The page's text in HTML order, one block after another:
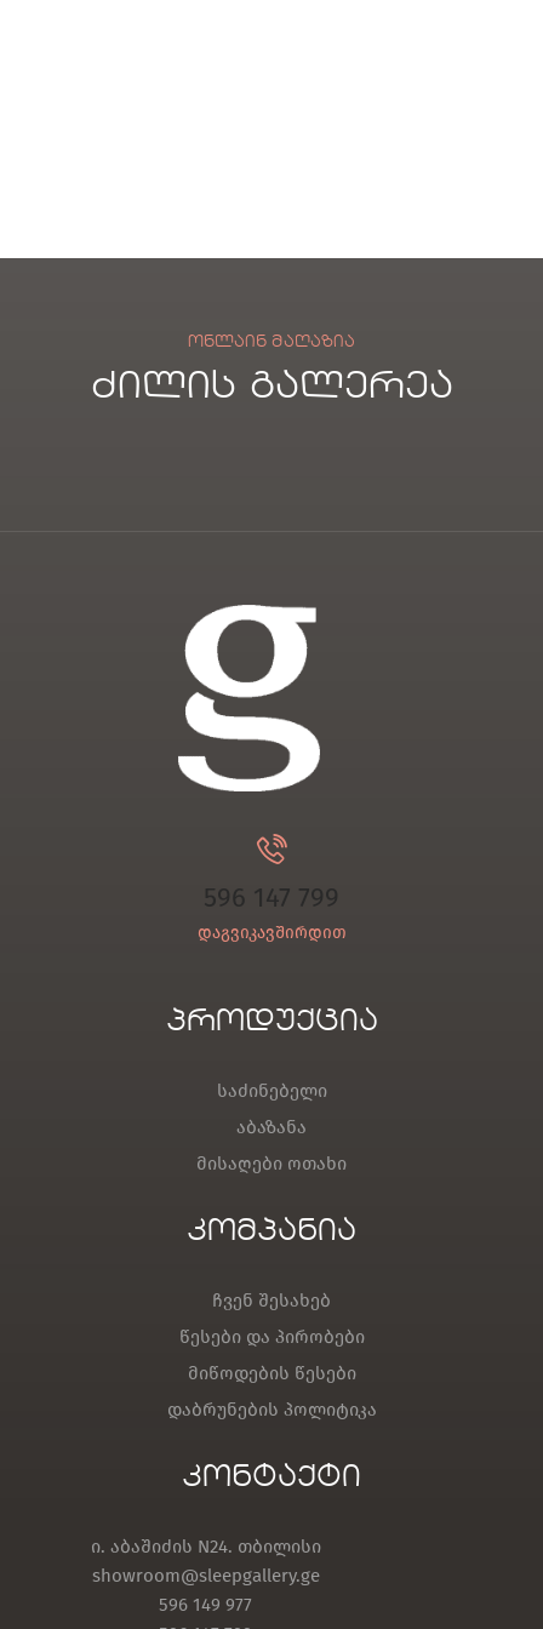
ძილის გალერეა
ᲝᲜᲚᲐᲘᲜ ᲛᲐᲦᲐᲖᲘᲐ
596 147 799
დაგვიკავშირდით
პროდუქცია
საძინებელი
აბაზანა
მისაღები ოთახი
კომპანია
ჩვენ შესახებ
წესები და პირობები
მიწოდების წესები
დაბრუნების პოლიტიკა
კონტაქტი
ი. აბაშიძის N24. თბილისი
showroom@sleepgallery.ge
596 149 977